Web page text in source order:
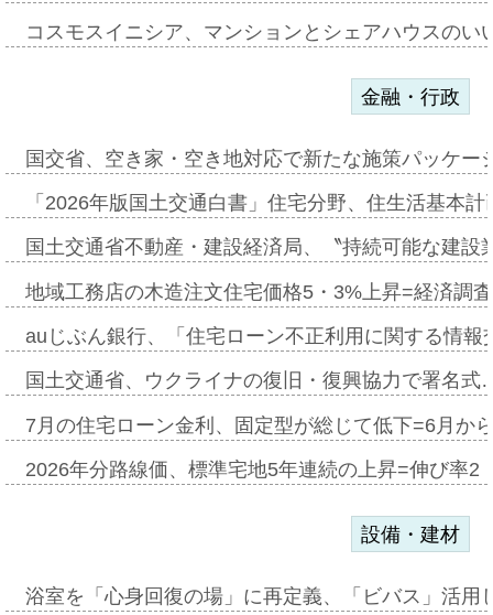
コスモスイニシア、マンションとシェアハウスの
金融・行政
国交省、空き家・空き地対応で新たな施策パッケ
「2026年版国土交通白書」住宅分野、住生活基本
国土交通省不動産・建設経済局、〝持続可能な建
地域工務店の木造注文住宅価格5・3%上昇=経済調
auじぶん銀行、「住宅ローン不正利用に関する情
国土交通省、ウクライナの復旧・復興協力で署名
7月の住宅ローン金利、固定型が総じて低下=6月か
2026年分路線価、標準宅地5年連続の上昇=伸び率
設備・建材
浴室を「心身回復の場」に再定義、「ビバス」活